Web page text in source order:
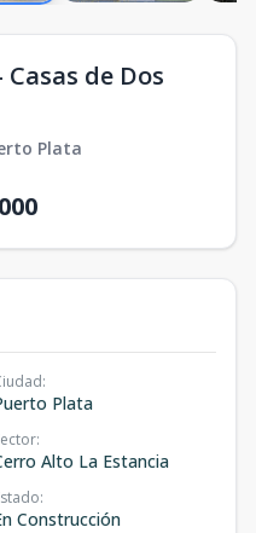
de Dos
Plata
:
Plata
:
Alto La Estancia
:
Construcción